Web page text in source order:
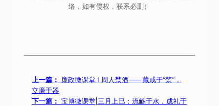
络，如有侵权，联系必删）
上一篇： 廉政微课堂 I 周人禁酒——藏戒于“禁”，
立廉于器
下一篇： 宝博微课堂|三月上巳：流觞于水，成礼于